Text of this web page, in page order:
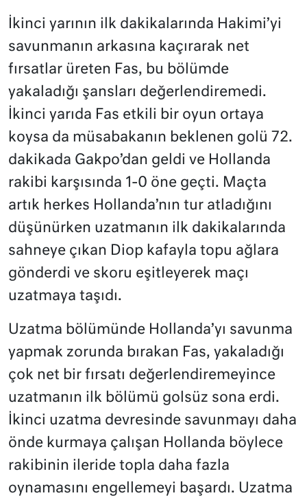
İkinci yarının ilk dakikalarında Hakimi’yi
savunmanın arkasına kaçırarak net
fırsatlar üreten Fas, bu bölümde
yakaladığı şansları değerlendiremedi.
İkinci yarıda Fas etkili bir oyun ortaya
koysa da müsabakanın beklenen golü 72.
dakikada Gakpo’dan geldi ve Hollanda
rakibi karşısında 1-0 öne geçti. Maçta
artık herkes Hollanda’nın tur atladığını
düşünürken uzatmanın ilk dakikalarında
sahneye çıkan Diop kafayla topu ağlara
gönderdi ve skoru eşitleyerek maçı
uzatmaya taşıdı.
Uzatma bölümünde Hollanda’yı savunma
yapmak zorunda bırakan Fas, yakaladığı
çok net bir fırsatı değerlendiremeyince
uzatmanın ilk bölümü golsüz sona erdi.
İkinci uzatma devresinde savunmayı daha
önde kurmaya çalışan Hollanda böylece
rakibinin ileride topla daha fazla
oynamasını engellemeyi başardı. Uzatma